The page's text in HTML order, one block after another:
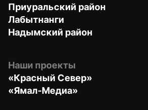
Приуральский район
Лабытнанги
Надымский район
Наши проекты
«Красный Север»
«Ямал-Медиа»